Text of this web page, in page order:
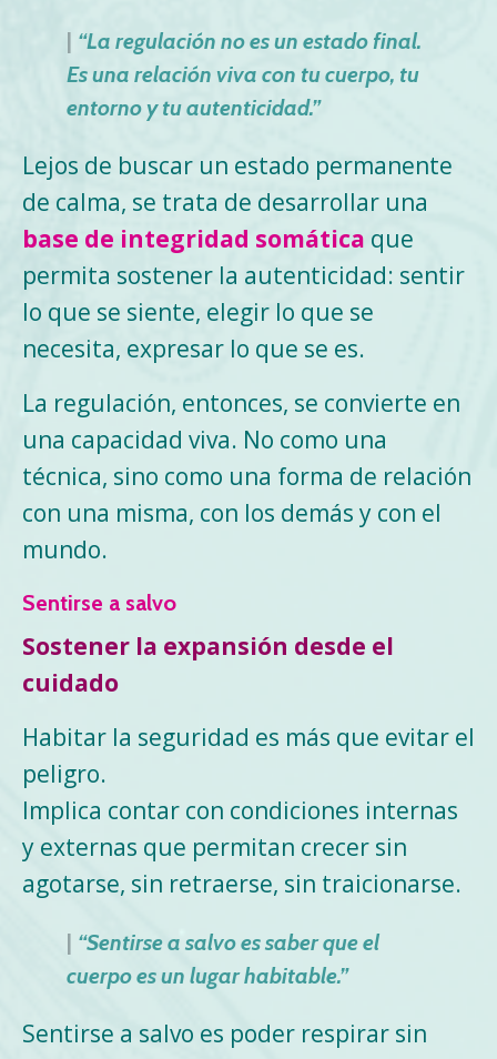
| “La regulación no es un estado final.
Es una relación viva con tu cuerpo, tu
entorno y tu autenticidad.”
Lejos de buscar un estado permanente
de calma, se trata de desarrollar una
base de integridad somática que
permita sostener la autenticidad: sentir
lo que se siente, elegir lo que se
necesita, expresar lo que se es.
La regulación, entonces, se convierte en
una capacidad viva. No como una
técnica, sino como una forma de relación
con una misma, con los demás y con el
mundo.
Sentirse a salvo
Sostener la expansión desde el
cuidado
Habitar la seguridad es más que evitar el
peligro.
Implica contar con condiciones internas
y externas que permitan crecer sin
agotarse, sin retraerse, sin traicionarse.
| “Sentirse a salvo es saber que el
cuerpo es un lugar habitable.”
Sentirse a salvo es poder respirar sin